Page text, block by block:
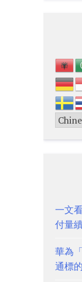
一文
付量
華為
通標